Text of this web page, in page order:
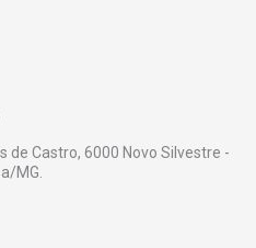
de Castro, 6000 Novo Silvestre -
MG.